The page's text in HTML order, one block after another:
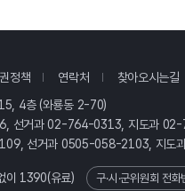
정책 연락처 찾아오시는길
4층 (와룡동 2-70)
선거과 02-764-0313, 지도과
선거과 0505-058-2103, 지
이 1390(유료) 구·시·군위원회 전화